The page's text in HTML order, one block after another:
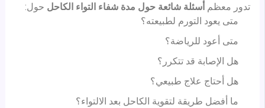
تدور معظم أسئلة شائعة حول مدة شفاء التواء الكاحل حول:
متى يعود التورم لطبيعته؟
متى أعود للرياضة؟
هل الإصابة قد تتكرر؟
هل أحتاج علاج طبيعي؟
ما أفضل طريقة لتقوية الكاحل بعد الالتواء؟